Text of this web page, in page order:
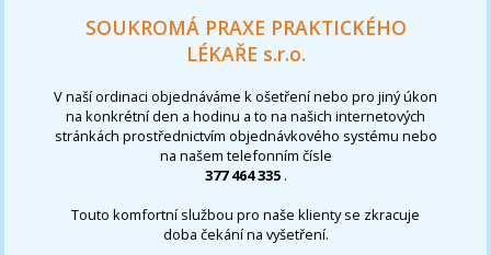
SOUKROMÁ PRAXE PRAKTICKÉHO
LÉKAŘE s.r.o.
V naší ordinaci objednáváme k ošetření nebo pro jiný úkon
na konkrétní den a hodinu a to na našich internetových
stránkách prostřednictvím objednávkového systému nebo
na našem telefonním čísle
377 464 335 .
Touto komfortní službou pro naše klienty se zkracuje
doba čekání na vyšetření.